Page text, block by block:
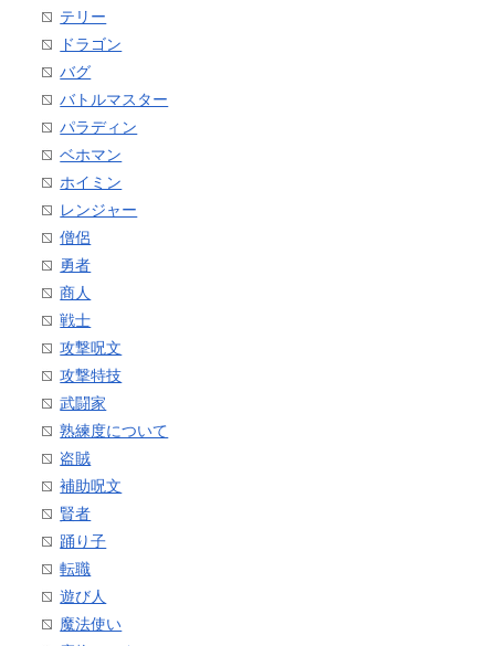
テリー
ドラゴン
バグ
バトルマスター
パラディン
ベホマン
ホイミン
レンジャー
僧侶
勇者
商人
戦士
攻撃呪文
攻撃特技
武闘家
熟練度について
盗賊
補助呪文
賢者
踊り子
転職
遊び人
魔法使い